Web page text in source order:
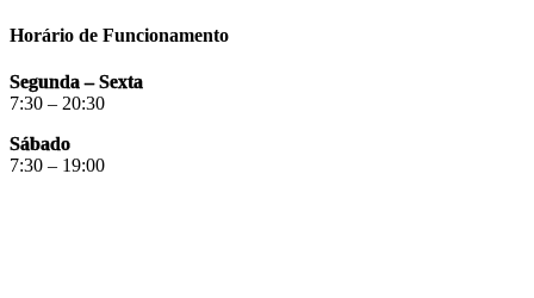
Horário de Funcionamento
Segunda – Sexta
7:30 – 20:30
Sábado
7:30 – 19:00